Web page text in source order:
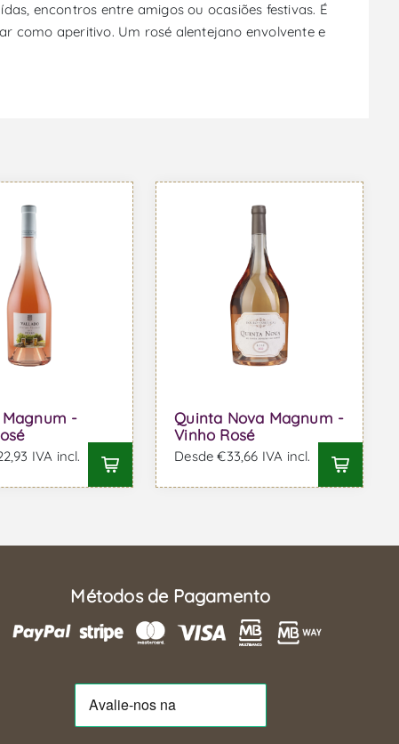
encontros entre amigos ou ocasiões festivas. É
como aperitivo. Um rosé alentejano envolvente e
-
IVA incl.
Quinta Nova Magnum -
Vinho Rosé
Desde €33,66 IVA incl.
Métodos de Pagamento